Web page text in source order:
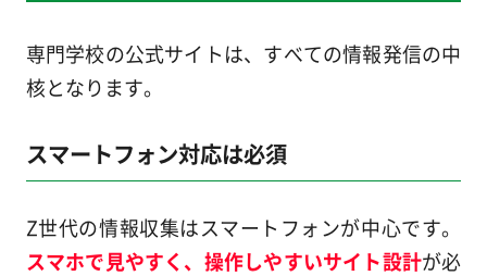
専門学校の公式サイトは、すべての情報発信の中
核となります。
スマートフォン対応は必須
Z世代の情報収集はスマートフォンが中心です。
スマホで見やすく、操作しやすいサイト設計が必